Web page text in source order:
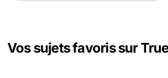
r
Vos sujets favoris sur